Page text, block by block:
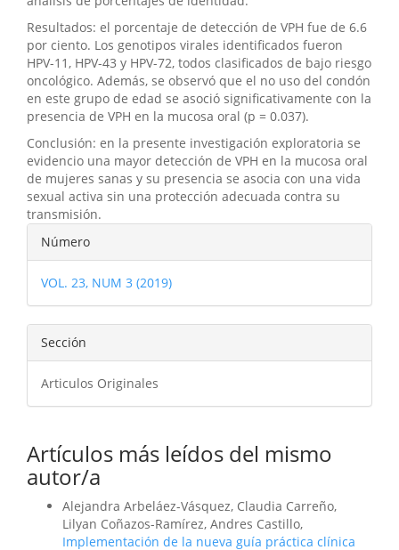
Resultados: el porcentaje de detección de VPH fue de 6.6
por ciento. Los genotipos virales identificados fueron
HPV-11, HPV-43 y HPV-72, todos clasificados de bajo riesgo
oncológico. Además, se observó que el no uso del condón
en este grupo de edad se asoció significativamente con la
presencia de VPH en la mucosa oral (p = 0.037).
Conclusión: en la presente investigación exploratoria se
evidencio una mayor detección de VPH en la mucosa oral
de mujeres sanas y su presencia se asocia con una vida
sexual activa sin una protección adecuada contra su
transmisión.
Detalles
del
artículo
Número
VOL. 23, NUM 3 (2019)
Sección
Articulos Originales
Artículos más leídos del mismo
autor/a
Alejandra Arbeláez-Vásquez, Claudia Carreño,
Lilyan Coñazos-Ramírez, Andres Castillo,
Implementación de la nueva guía práctica clínica